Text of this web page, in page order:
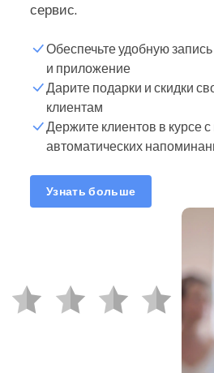
сервис.
Обеспечьте удобную запись
и приложение
Дарите подарки и скидки
клиентам
Держите клиентов в курсе
автоматических
Узнать больше